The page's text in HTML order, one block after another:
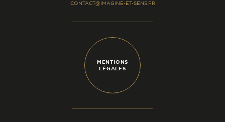
CONTACT@IMAGINE-ET-SENS.FR
MENTIONS
LÉGALES